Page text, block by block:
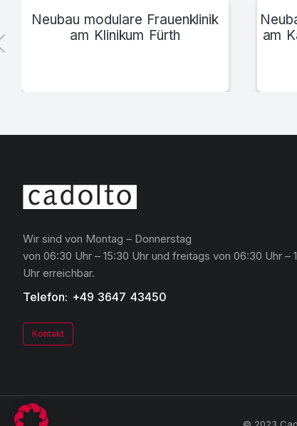
Neubau modulare Frauenklinik
am Klinikum Fürth
am
Wir sind von Montag – Donnerstag
von 06:30 Uhr – 15:30 Uhr und freitags von 06:30 Uhr –
Uhr erreichbar.
Telefon: +49 3647 43450
Kontakt